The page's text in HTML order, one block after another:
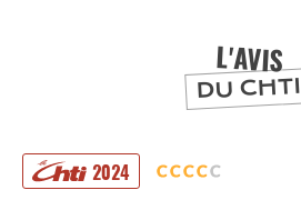
L'AVIS
DU CHTI
2024